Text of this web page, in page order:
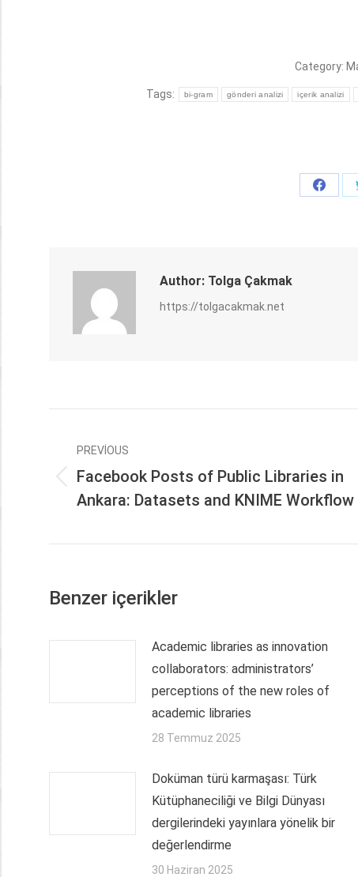
Category:
Tags: bi-gram gönderi analizi içerik analizi
Share
Author: Tolga Çakmak
https://tolgacakmak.net
navigation
PREVIOUS
Previous
post:
Facebook Posts of Public Libraries in
Ankara: Datasets and KNIME Workflow
Benzer içerikler
Academic libraries as innovation
collaborators: administrators’
perceptions of the new roles of
academic libraries
28 Temmuz 2025
Doküman türü karmaşası: Türk
Kütüphaneciliği ve Bilgi Dünyası
dergilerindeki yayınlara yönelik bir
değerlendirme
30 Haziran 2025